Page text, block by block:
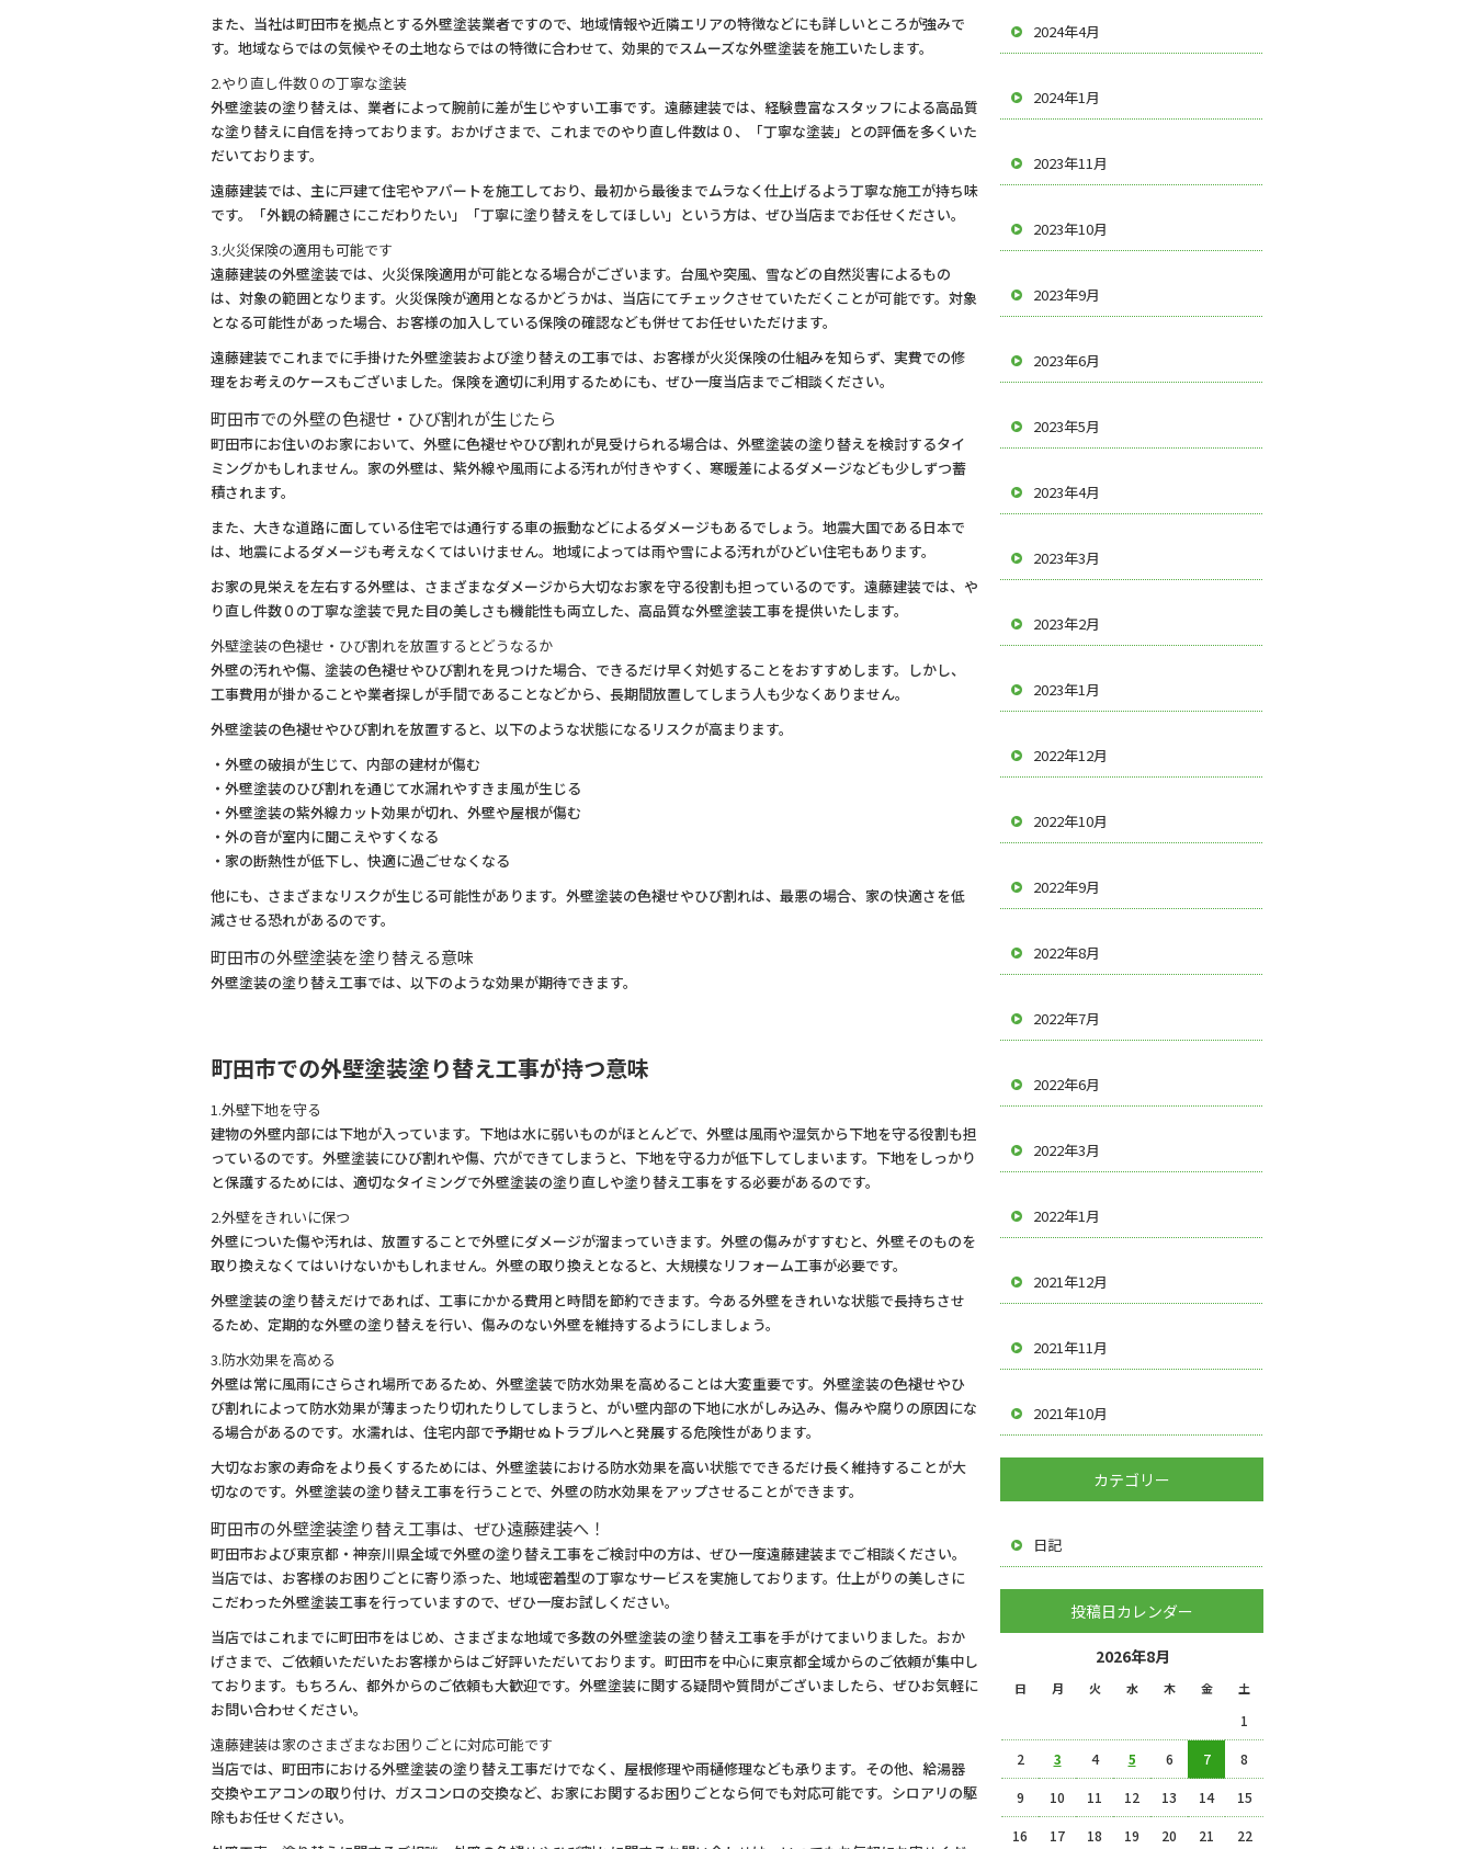
また、当社は町田市を拠点とする外壁塗装業者ですので、地域情報や近隣エリアの特徴などにも詳しいところが強みで
す。地域ならではの気候やその土地ならではの特徴に合わせて、効果的でスムーズな外壁塗装を施工いたします。
2.やり直し件数０の丁寧な塗装
外壁塗装の塗り替えは、業者によって腕前に差が生じやすい工事です。遠藤建装では、経験豊富なスタッフによる高品質
な塗り替えに自信を持っております。おかげさまで、これまでのやり直し件数は０、「丁寧な塗装」との評価を多くいた
だいております。
遠藤建装では、主に戸建て住宅やアパートを施工しており、最初から最後までムラなく仕上げるよう丁寧な施工が持ち味
です。「外観の綺麗さにこだわりたい」「丁寧に塗り替えをしてほしい」という方は、ぜひ当店までお任せください。
3.火災保険の適用も可能です
遠藤建装の外壁塗装では、火災保険適用が可能となる場合がございます。台風や突風、雪などの自然災害によるもの
は、対象の範囲となります。火災保険が適用となるかどうかは、当店にてチェックさせていただくことが可能です。対象
となる可能性があった場合、お客様の加入している保険の確認なども併せてお任せいただけます。
遠藤建装でこれまでに手掛けた外壁塗装および塗り替えの工事では、お客様が火災保険の仕組みを知らず、実費での修
理をお考えのケースもございました。保険を適切に利用するためにも、ぜひ一度当店までご相談ください。
町田市での外壁の色褪せ・ひび割れが生じたら
町田市にお住いのお家において、外壁に色褪せやひび割れが見受けられる場合は、外壁塗装の塗り替えを検討するタイ
ミングかもしれません。家の外壁は、紫外線や風雨による汚れが付きやすく、寒暖差によるダメージなども少しずつ蓄
積されます。
また、大きな道路に面している住宅では通行する車の振動などによるダメージもあるでしょう。地震大国である日本で
は、地震によるダメージも考えなくてはいけません。地域によっては雨や雪による汚れがひどい住宅もあります。
お家の見栄えを左右する外壁は、さまざまなダメージから大切なお家を守る役割も担っているのです。遠藤建装では、や
り直し件数０の丁寧な塗装で見た目の美しさも機能性も両立した、高品質な外壁塗装工事を提供いたします。
外壁塗装の色褪せ・ひび割れを放置するとどうなるか
外壁の汚れや傷、塗装の色褪せやひび割れを見つけた場合、できるだけ早く対処することをおすすめします。しかし、
工事費用が掛かることや業者探しが手間であることなどから、長期間放置してしまう人も少なくありません。
外壁塗装の色褪せやひび割れを放置すると、以下のような状態になるリスクが高まります。
・外壁の破損が生じて、内部の建材が傷む
・外壁塗装のひび割れを通じて水漏れやすきま風が生じる
・外壁塗装の紫外線カット効果が切れ、外壁や屋根が傷む
・外の音が室内に聞こえやすくなる
・家の断熱性が低下し、快適に過ごせなくなる
他にも、さまざまなリスクが生じる可能性があります。外壁塗装の色褪せやひび割れは、最悪の場合、家の快適さを低
減させる恐れがあるのです。
町田市の外壁塗装を塗り替える意味
外壁塗装の塗り替え工事では、以下のような効果が期待できます。
町田市での外壁塗装塗り替え工事が持つ意味
1.外壁下地を守る
建物の外壁内部には下地が入っています。下地は水に弱いものがほとんどで、外壁は風雨や湿気から下地を守る役割も担
っているのです。外壁塗装にひび割れや傷、穴ができてしまうと、下地を守る力が低下してしまいます。下地をしっかり
と保護するためには、適切なタイミングで外壁塗装の塗り直しや塗り替え工事をする必要があるのです。
2.外壁をきれいに保つ
外壁についた傷や汚れは、放置することで外壁にダメージが溜まっていきます。外壁の傷みがすすむと、外壁そのものを
取り換えなくてはいけないかもしれません。外壁の取り換えとなると、大規模なリフォーム工事が必要です。
外壁塗装の塗り替えだけであれば、工事にかかる費用と時間を節約できます。今ある外壁をきれいな状態で長持ちさせ
るため、定期的な外壁の塗り替えを行い、傷みのない外壁を維持するようにしましょう。
3.防水効果を高める
外壁は常に風雨にさらされ場所であるため、外壁塗装で防水効果を高めることは大変重要です。外壁塗装の色褪せやひ
び割れによって防水効果が薄まったり切れたりしてしまうと、がい壁内部の下地に水がしみ込み、傷みや腐りの原因にな
る場合があるのです。水濡れは、住宅内部で予期せぬトラブルへと発展する危険性があります。
大切なお家の寿命をより長くするためには、外壁塗装における防水効果を高い状態でできるだけ長く維持することが大
切なのです。外壁塗装の塗り替え工事を行うことで、外壁の防水効果をアップさせることができます。
町田市の外壁塗装塗り替え工事は、ぜひ遠藤建装へ！
町田市および東京都・神奈川県全域で外壁の塗り替え工事をご検討中の方は、ぜひ一度遠藤建装までご相談ください。
当店では、お客様のお困りごとに寄り添った、地域密着型の丁寧なサービスを実施しております。仕上がりの美しさに
こだわった外壁塗装工事を行っていますので、ぜひ一度お試しください。
当店ではこれまでに町田市をはじめ、さまざまな地域で多数の外壁塗装の塗り替え工事を手がけてまいりました。おか
げさまで、ご依頼いただいたお客様からはご好評いただいております。町田市を中心に東京都全域からのご依頼が集中し
ております。もちろん、都外からのご依頼も大歓迎です。外壁塗装に関する疑問や質問がございましたら、ぜひお気軽に
お問い合わせください。
遠藤建装は家のさまざまなお困りごとに対応可能です
当店では、町田市における外壁塗装の塗り替え工事だけでなく、屋根修理や雨樋修理なども承ります。その他、給湯器
交換やエアコンの取り付け、ガスコンロの交換など、お家にお関するお困りごとなら何でも対応可能です。シロアリの駆
除もお任せください。
2024年4月
2024年1月
2023年11月
2023年10月
2023年9月
2023年6月
2023年5月
2023年4月
2023年3月
2023年2月
2023年1月
2022年12月
2022年10月
2022年9月
2022年8月
2022年7月
2022年6月
2022年3月
2022年1月
2021年12月
2021年11月
2021年10月
カテゴリー
日記
投稿日カレンダー
2026年8月
日 月 火 水 木 金 土
1
2 3 4 5 6 7 8
9 10 11 12 13 14 15
16 17 18 19 20 21 22